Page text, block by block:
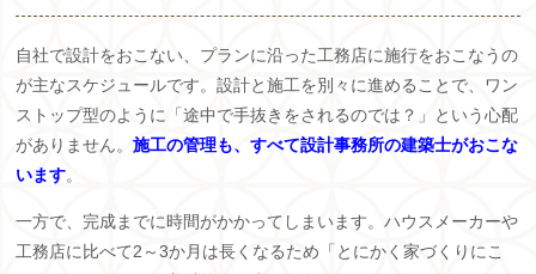
自社で設計をおこない、プランに沿った工務店に施行をおこなうの
が主なスケジュールです。設計と施工を別々に進めることで、ワン
ストップ型のように「途中で手抜きをされるのでは？」という心配
がありません。施工の管理も、すべて設計事務所の建築士がおこな
います。
一方で、完成までに時間がかかってしまいます。ハウスメーカーや
工務店に比べて2～3か月は長くなるため「とにかく家づくりにこ